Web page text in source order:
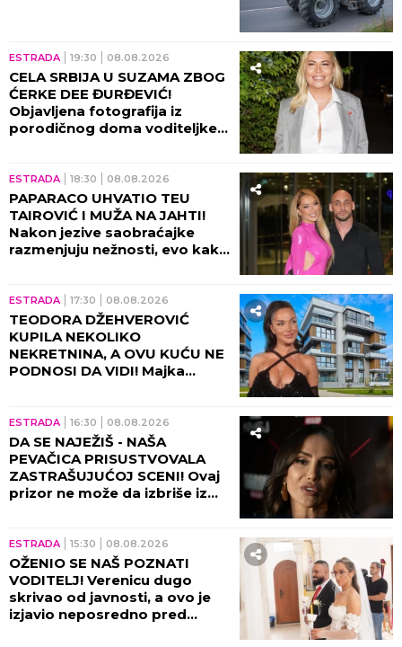
ESTRADA 19:30 08.08.2026
CELA SRBIJA U SUZAMA ZBOG
ĆERKE DEE ĐURĐEVIĆ!
Objavljena fotografija iz
porodičnog doma voditeljke,
ESTRADA 18:30 08.08.2026
PAPARACO UHVATIO TEU
TAIROVIĆ I MUŽA NA JAHTI!
Nakon jezive saobraćajke
razmenjuju nežnosti, evo kako
ESTRADA 17:30 08.08.2026
TEODORA DŽEHVEROVIĆ
KUPILA NEKOLIKO
NEKRETNINA, A OVU KUĆU NE
PODNOSI DA VIDI! Majka
ESTRADA 16:30 08.08.2026
DA SE NAJEŽIŠ - NAŠA
PEVAČICA PRISUSTVOVALA
ZASTRAŠUJUĆOJ SCENI! Ovaj
prizor ne može da izbriše iz
ESTRADA 15:30 08.08.2026
OŽENIO SE NAŠ POZNATI
VODITELJ! Verenicu dugo
skrivao od javnosti, a ovo je
izjavio neposredno pred